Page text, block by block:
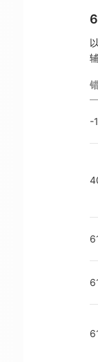
-1